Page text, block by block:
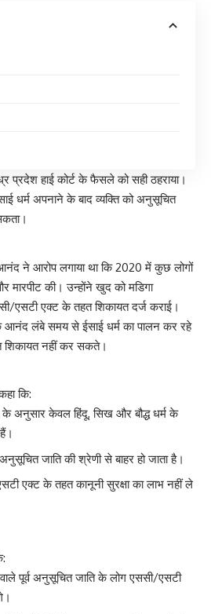
प्रदेश हाई कोर्ट के फैसले को सही ठहराया।
धर्म अपनाने के बाद व्यक्ति को अनुसूचित
ने आरोप लगाया था कि 2020 में कुछ लोगों
मारपीट की। उन्होंने खुद को मडिगा
एसटी एक्ट के तहत शिकायत दर्ज कराई।
आनंद लंबे समय से ईसाई धर्म का पालन कर रहे
नहीं कर सकते।
कि:
अनुसार केवल हिंदू, सिख और बौद्ध धर्म के
अनुसूचित जाति की श्रेणी से बाहर हो जाता है।
एक्ट के तहत कानूनी सुरक्षा का लाभ नहीं ले
पूर्व अनुसूचित जाति के लोग एससी/एसटी